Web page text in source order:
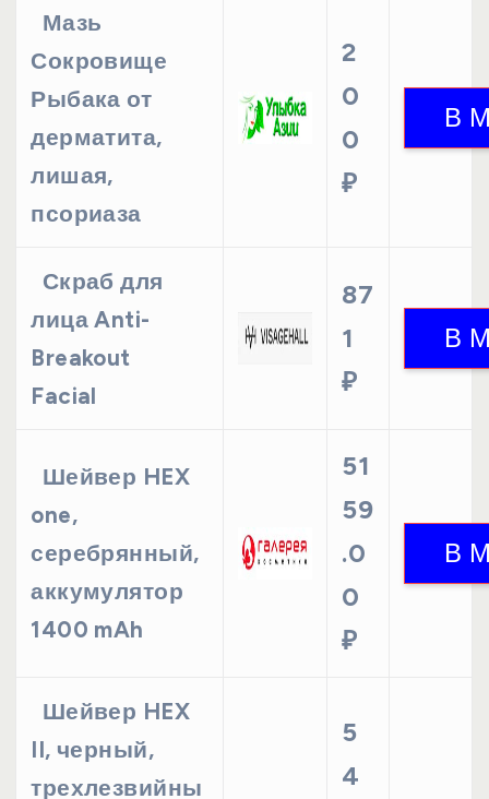
Мазь
Сокровище
Рыбака от
дерматита,
лишая,
псориаза
2
0
0
₽
Скраб для
лица Anti-
Breakout
Facial
87
1
₽
Шейвер HEX
one,
серебрянный,
аккумулятор
1400 mAh
51
59
.0
0
₽
Шейвер HEX
II, черный,
трехлезвийны
5
4